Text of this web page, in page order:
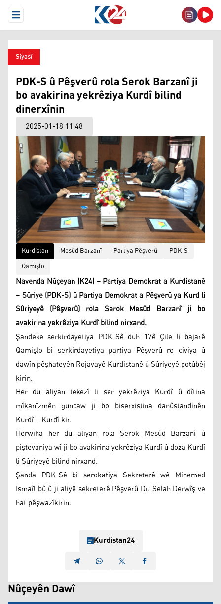
Open Menu
Siyasî
PDK-S û Pêşverû rola Serok Barzanî ji
bo avakirina yekrêziya Kurdî bilind
dinerxînin
2025-01-18 11:48
Kurdistan Mesûd Barzanî Partiya Pêşverû
PDK-S
Qamişlo
Navenda Nûçeyan (K24) – Partiya Demokrat a Kurdistanê
– Sûriye (PDK-S) û Partiya Demokrat a Pêşverû ya Kurd li
Sûriyeyê (Pêşverû) rola Serok Mesûd Barzanî ji bo
avakirina yekrêziya Kurdî bilind nirxand.
Şandeke serkirdayetiya PDK-Sê duh 17ê Çile li bajarê
Qamişlo bi serkirdayetiya partiya Pêşverû re civiya û
dawîn pêşhateyên Rojavayê Kurdistanê û Sûriyeyê gotûbêj
kirin.
Her du aliyan tekezî li ser yekrêziya Kurdî û dîtina
mîkanîzmên guncaw ji bo biserxistina danûstandinên
Kurdî – Kurdî kir.
Herwiha her du aliyan rola Serok Mesûd Barzanî û
piştevaniya wî ji bo avakirina yekrêziya Kurdî û doza Kurdî
li Sûriyeyê bilind nirxand.
Şanda PDK-Sê bi serokatiya Sekreterê wê Mihemed
Ismaîl bû û ji aliyê sekreterê Pêşverû Dr. Selah Derwîş ve
hat pêşwazîkirin.
Kurdistan24
Nûçeyên Dawî